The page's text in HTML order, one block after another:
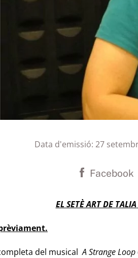
Data d'emissió:27
Facebook
EL SETÈ ART DE TALIA
del musicalA Strange Loop